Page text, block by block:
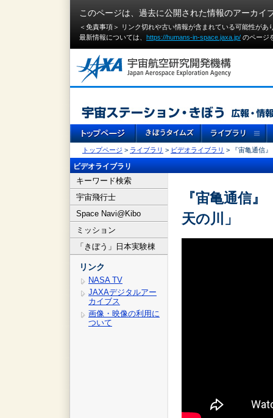
このページは、過去に公開された情報のアーカイ
＜免責事項＞ リンク切れや古い情報が含まれている可能性が
最新情報については、 https://humans-in-space.jaxa.jp/ のページ
トップページ > ライブラリ > ビデオライブラリ > 『宙亀通信
ビデオライブラリ
キーワード検索
宇宙飛行士
Space Navi@Kibo
ミッション
「きぼう」日本実験棟
リンク
NASA TV
JAXAデジタルアー
カイブス
画像・映像の利用に
ついて
『宙亀通信
天の川」